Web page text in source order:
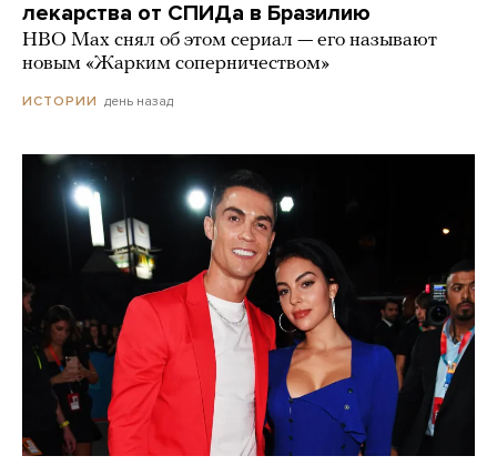
лекарства от СПИДа в Бразилию
HBO Max снял об этом сериал — его называют
новым «Жарким соперничеством»
ИСТОРИИ день назад